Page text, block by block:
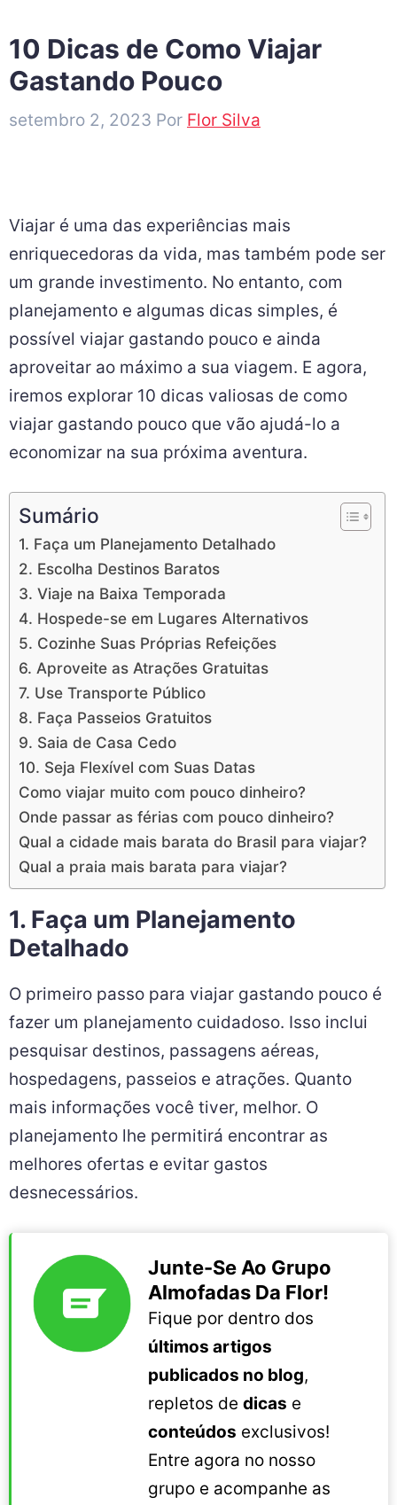
10 Dicas de Como Viajar
Gastando Pouco
setembro 2, 2023 Por Flor Silva
Viajar é uma das experiências mais
enriquecedoras da vida, mas também pode ser
um grande investimento. No entanto, com
planejamento e algumas dicas simples, é
possível viajar gastando pouco e ainda
aproveitar ao máximo a sua viagem. E agora,
iremos explorar 10 dicas valiosas de como
viajar gastando pouco que vão ajudá-lo a
economizar na sua próxima aventura.
Sumário
1. Faça um Planejamento Detalhado
2. Escolha Destinos Baratos
3. Viaje na Baixa Temporada
4. Hospede-se em Lugares Alternativos
5. Cozinhe Suas Próprias Refeições
6. Aproveite as Atrações Gratuitas
7. Use Transporte Público
8. Faça Passeios Gratuitos
9. Saia de Casa Cedo
10. Seja Flexível com Suas Datas
Como viajar muito com pouco dinheiro?
Onde passar as férias com pouco dinheiro?
Qual a cidade mais barata do Brasil para viajar?
Qual a praia mais barata para viajar?
1. Faça um Planejamento
Detalhado
O primeiro passo para viajar gastando pouco é
fazer um planejamento cuidadoso. Isso inclui
pesquisar destinos, passagens aéreas,
hospedagens, passeios e atrações. Quanto
mais informações você tiver, melhor. O
planejamento lhe permitirá encontrar as
melhores ofertas e evitar gastos
desnecessários.
Junte-Se Ao Grupo
Almofadas Da Flor!
Fique por dentro dos
últimos artigos
publicados no blog,
repletos dedicas e
conteúdos exclusivos!
Entre agora no nosso
grupo e acompanhe as